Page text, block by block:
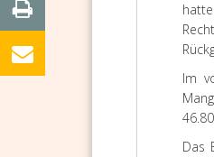
Im
Das